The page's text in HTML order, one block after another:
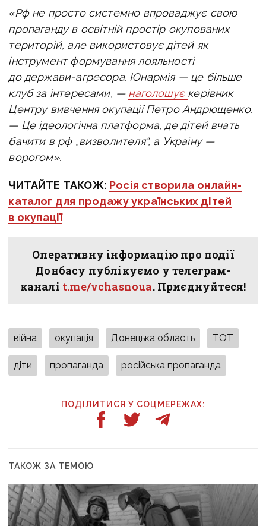
«Рф не просто системно впроваджує свою
пропаганду в освітній простір окупованих
територій, але використовує дітей як
інструмент формування лояльності
до держави-агресора. Юнармія — це більше
клуб за інтересами, — наголошує керівник
Центру вивчення окупації Петро Андрющенко.
— Це ідеологічна платформа, де дітей вчать
бачити в рф „визволителя“, а Україну —
ворогом».
ЧИТАЙТЕ ТАКОЖ: Росія створила онлайн-
каталог для продажу українських дітей
в окупації
Оперативну інформацію про події
Донбасу публікуємо у телеграм-
каналі t.me/vchasnoua. Приєднуйтеся!
війна окупація Донецька область ТОТ
діти пропаганда російська пропаганда
ПОДІЛИТИСЯ У СОЦМЕРЕЖАХ:
ТАКОЖ ЗА ТЕМОЮ